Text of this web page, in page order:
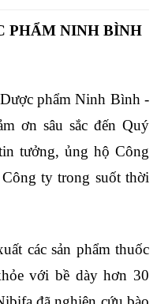
PHẨM NINH BÌNH
phẩm Ninh Bình -
ơn sâu sắc đến Quý
tưởng, ủng hộ Công
ty trong suốt thời
các sản phẩm thuốc
với bề dày hơn 30